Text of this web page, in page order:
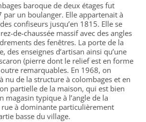
baroque de deux étages fut
un boulanger. Elle appartenait à
confiseurs jusqu’en 1815. Elle se
de-chaussée massif avec des angles
des fenêtres. La porte de la
des enseignes d’artisan ainsi qu’une
(pierre dont le relief est en forme
remarquables. En 1968, on
nu de la structure à colombages et en
partielle de la maison, qui est bien
magasin typique à l’angle de la
à dominante particulièrement
basse du village.